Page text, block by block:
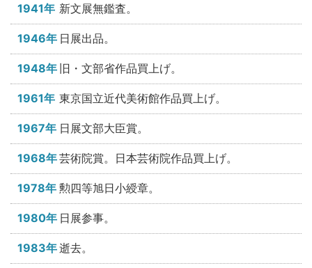
1941年 新文展無鑑査。
1946年 日展出品。
1948年 旧・文部省作品買上げ。
1961年 東京国立近代美術館作品買上げ。
1967年 日展文部大臣賞。
1968年芸術院賞。日本芸術院作品買上げ。
1978年 勲四等旭日小綬章。
1980年 日展参事。
1983年逝去。